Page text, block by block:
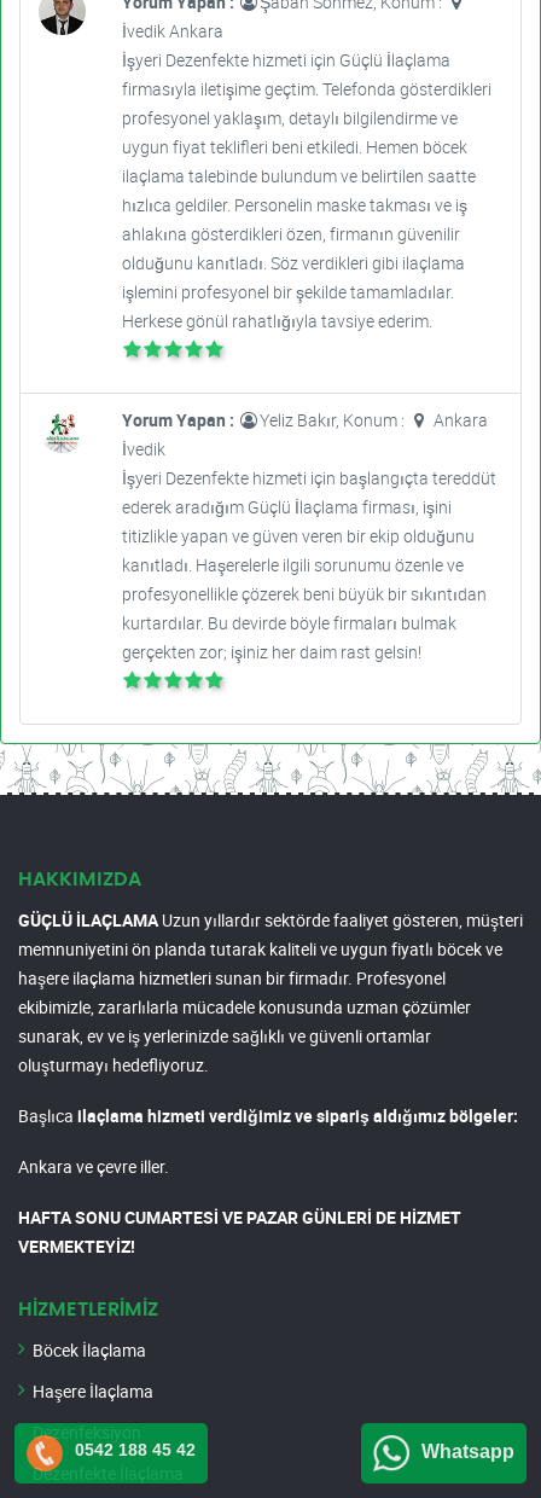
İvedik Ankara
İşyeri Dezenfekte hizmeti için Güçlü İlaçlama
firmasıyla iletişime geçtim. Telefonda gösterdikleri
profesyonel yaklaşım, detaylı bilgilendirme ve
uygun fiyat teklifleri beni etkiledi. Hemen böcek
ilaçlama talebinde bulundum ve belirtilen saatte
hızlıca geldiler. Personelin maske takması ve iş
ahlakına gösterdikleri özen, firmanın güvenilir
olduğunu kanıtladı. Söz verdikleri gibi ilaçlama
işlemini profesyonel bir şekilde tamamladılar.
Herkese gönül rahatlığıyla tavsiye ederim.
Yorum Yapan : Yeliz Bakır, Konum :
Ankara
İvedik
İşyeri Dezenfekte hizmeti için başlangıçta tereddüt
ederek aradığım Güçlü İlaçlama firması, işini
titizlikle yapan ve güven veren bir ekip olduğunu
kanıtladı. Haşerelerle ilgili sorunumu özenle ve
profesyonellikle çözerek beni büyük bir sıkıntıdan
kurtardılar. Bu devirde böyle firmaları bulmak
gerçekten zor; işiniz her daim rast gelsin!
HAKKIMIZDA
GÜÇLÜ İLAÇLAMAUzun yıllardır sektörde faaliyet gösteren, müşteri
memnuniyetini ön planda tutarak kaliteli ve uygun fiyatlı böcek ve
haşere ilaçlama hizmetleri sunan bir firmadır. Profesyonel
ekibimizle, zararlılarla mücadele konusunda uzman çözümler
sunarak, ev ve iş yerlerinizde sağlıklı ve güvenli ortamlar
oluşturmayı hedefliyoruz.
Başlıca ilaçlama hizmeti verdiğimiz ve sipariş aldığımız bölgeler:
Ankara ve çevre iller.
HAFTA SONU CUMARTESİ VE PAZAR GÜNLERİ DE HİZMET
VERMEKTEYİZ!
HİZMETLERİMİZ
Böcek İlaçlama
Haşere İlaçlama
Dezenfeksiyon
Dezenfekte İlaçlama
0542 188 45 42 Whatsapp